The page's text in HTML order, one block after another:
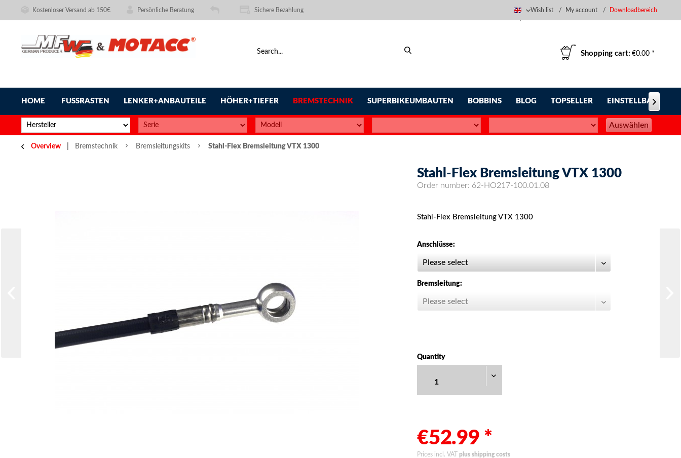
Kostenloser Versand ab 150€ Persönliche Beratung Sichere Bezahlung
English
Wish list My account Downloadbereich
Shopping cart: €0.00 *
HOME FUSSRASTEN LENKER+ANBAUTEILE HÖHER+TIEFER BREMSTECHNIK SUPERBIKEUMBAUTEN BOBBINS BLOG TOPSELLER EINSTELLBARE

Auswählen
Overview Bremstechnik Bremsleitungskits Stahl-Flex Bremsleitung VTX 1300
Stahl-Flex Bremsleitung VTX 1300
Order number: 62-HO217-100.01.08
Stahl-Flex Bremsleitung VTX 1300
Anschlüsse:
Bremsleitung:
Quantity
€52.99 *
Prices incl. VATplus shipping costs